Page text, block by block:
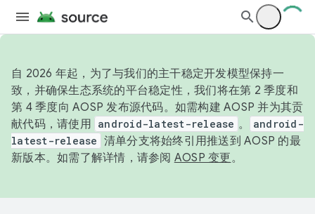
自 2026 年起，为了与我们的主干稳定开发模型保持一
致，并确保生态系统的平台稳定性，我们将在第 2 季度和
第 4 季度向 AOSP 发布源代码。如需构建 AOSP 并为其贡
献代码，请使用 android-latest-release 。
android-
latest-release 清单分支将始终引用推送到 AOSP 的最
新版本。如需了解详情，请参阅 AOSP 变更。